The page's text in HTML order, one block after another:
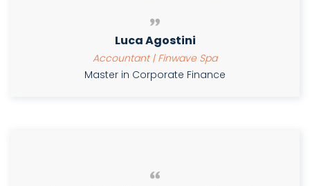
Luca Agostini
Accountant | Finwave Spa
Master in Corporate Finance